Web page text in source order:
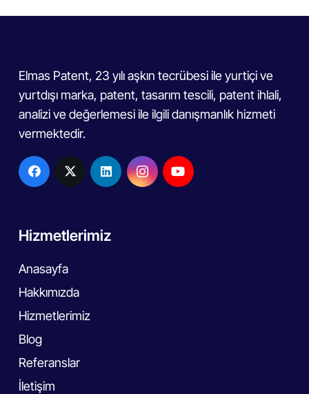
Elmas Patent, 23 yılı aşkın tecrübesi ile yurtiçi ve
yurtdışı marka, patent, tasarım tescili, patent ihlali,
analizi ve değerlemesi ile ilgili danışmanlık hizmeti
vermektedir.
Hizmetlerimiz
Anasayfa
Hakkımızda
Hizmetlerimiz
Blog
Referanslar
İletişim